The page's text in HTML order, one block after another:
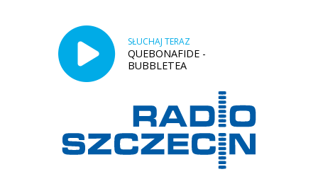
SŁUCHAJ TERAZ
QUEBONAFIDE -
BUBBLETEA